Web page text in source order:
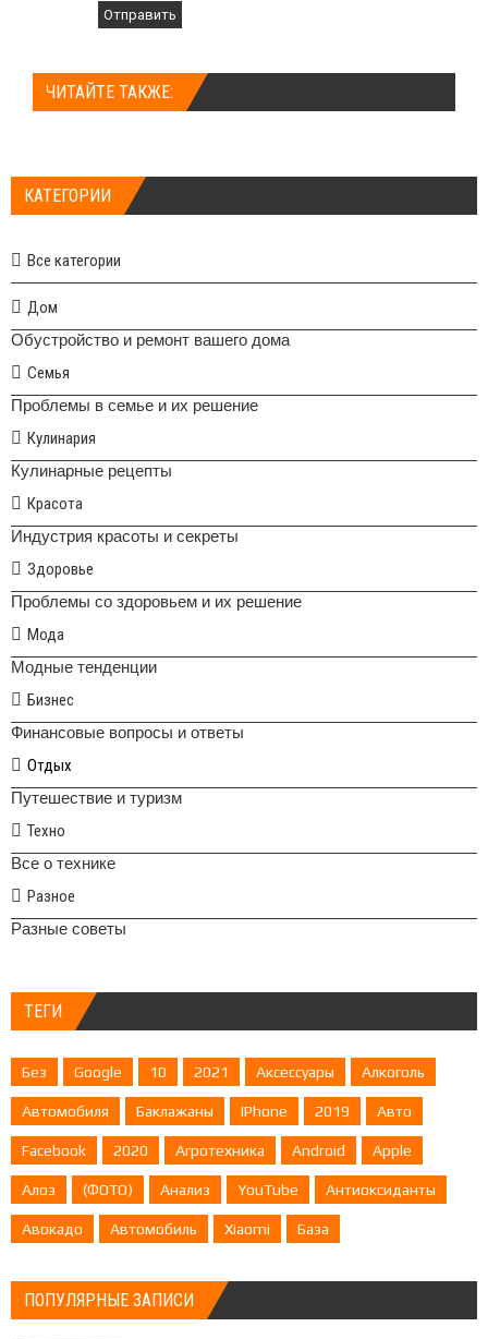
Отправить
ЧИТАЙТЕ ТАКЖЕ:
КАТЕГОРИИ
Все категории
Дом
Обустройство и ремонт вашего дома
Семья
Проблемы в семье и их решение
Кулинария
Кулинарные рецепты
Красота
Индустрия красоты и секреты
Здоровье
Проблемы со здоровьем и их решение
Мода
Модные тенденции
Бизнес
Финансовые вопросы и ответы
Отдых
Путешествие и туризм
Техно
Все о технике
Разное
Разные советы
ТЕГИ
Без Google 10 2021 Аксессуары Алкоголь
Автомобиля Баклажаны IPhone 2019 Авто
Facebook 2020 Агротехника Android Apple
Алоэ (ФОТО) Анализ YouTube Антиоксиданты
Авокадо Автомобиль Xiaomi База
ПОПУЛЯРНЫЕ ЗАПИСИ